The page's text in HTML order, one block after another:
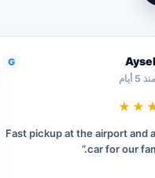
Aysel
منذ 5 أيام
G
“Fast pickup at the airport and
car for our